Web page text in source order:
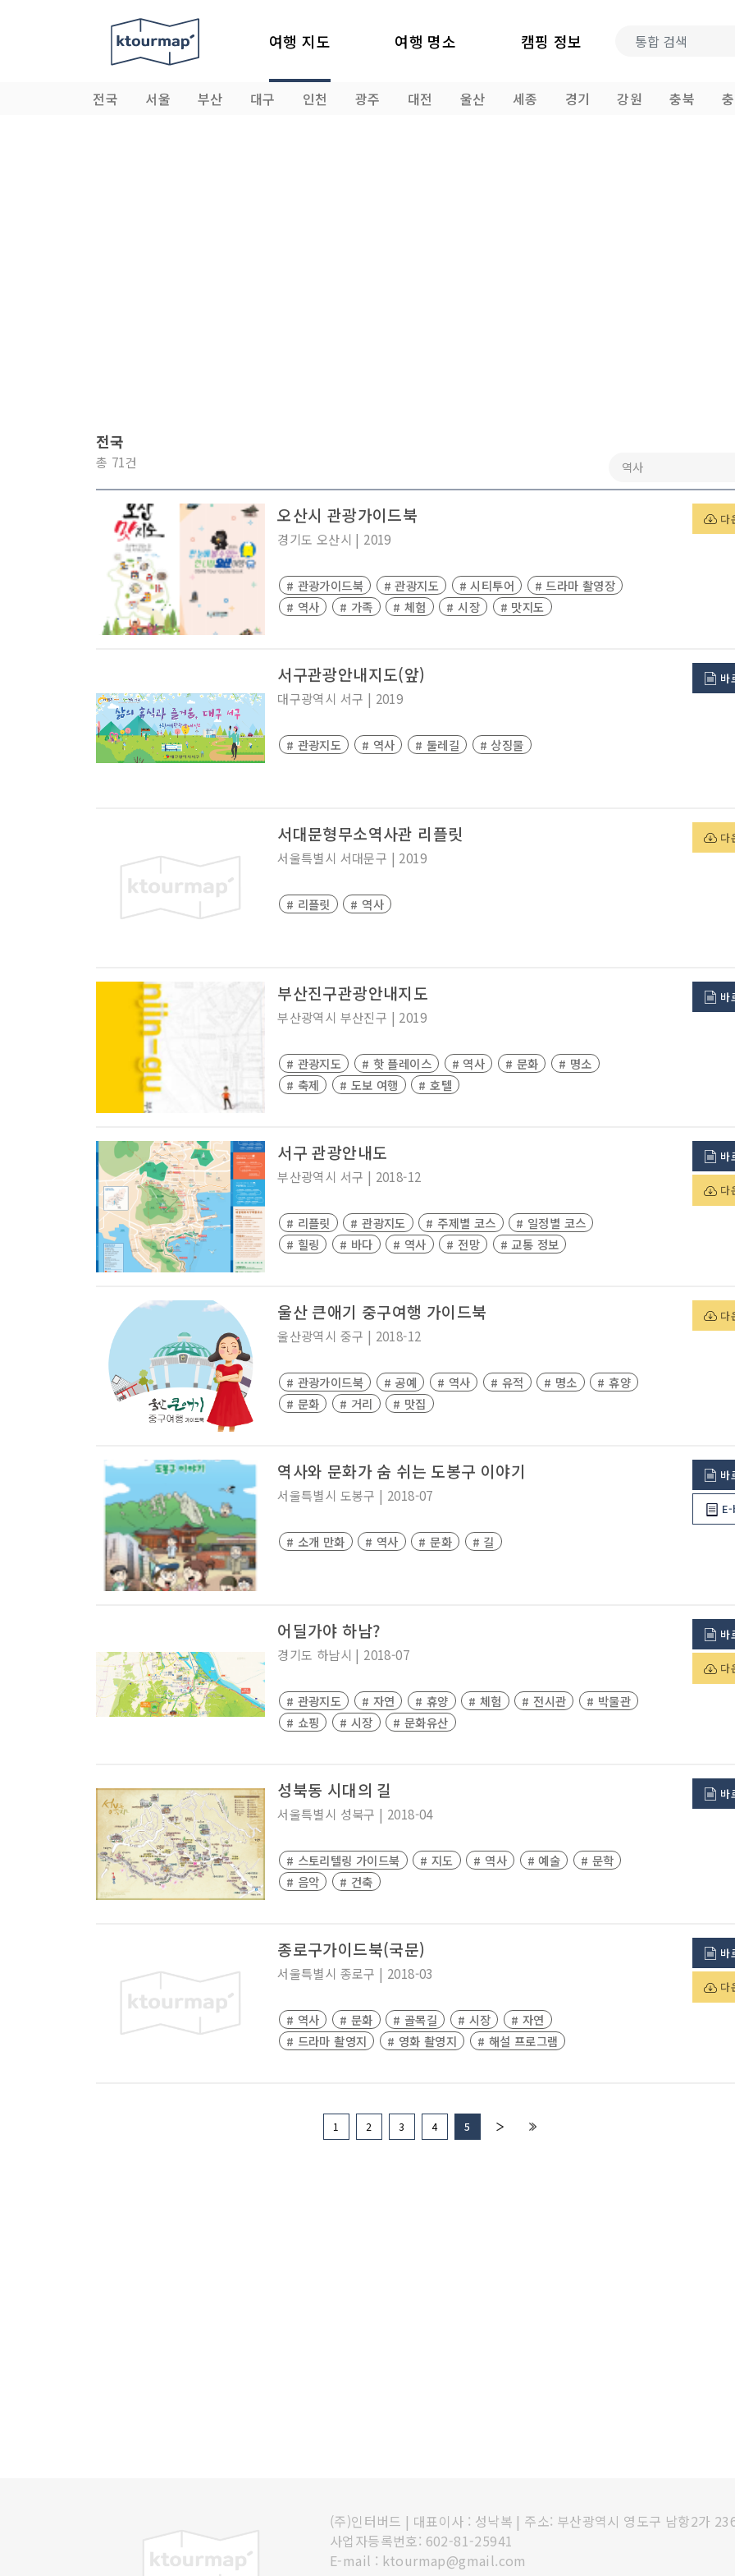
여행 지도 여행 명소 캠핑 정보
전국 서울 부산 대구 인천 광주 대전 울산 세종 경기 강원 충북
전국
총 71건
오산시 관광가이드북
경기도 오산시 | 2019
# 관광가이드북 # 관광지도 # 시티투어
# 드라마 촬영장
# 역사
# 가족 # 체험 # 시장 # 맛지도
다
서구관광안내지도(앞)
대구광역시 서구 | 2019
# 관광지도 # 역사 # 둘레길 # 상징물
바
서대문형무소역사관 리플릿
서울특별시 서대문구 | 2019
# 리플릿 # 역사
다
부산진구관광안내지도
부산광역시 부산진구 | 2019
# 관광지도 # 핫 플레이스 # 역사 # 문화
# 명소
# 축제
# 도보 여행 # 호텔
바
서구 관광안내도
부산광역시 서구 | 2018-12
# 리플릿 # 관광지도 # 주제별 코스
# 일정별 코스
# 힐링
# 바다 # 역사 # 전망 # 교통 정보
바
다
울산 큰애기 중구여행 가이드북
울산광역시 중구 | 2018-12
# 관광가이드북 # 공예 # 역사 # 유적 # 명소
# 휴양
# 문화
# 거리 # 맛집
다
역사와 문화가 숨 쉬는 도봉구 이야기
서울특별시 도봉구 | 2018-07
# 소개 만화 # 역사 # 문화 # 길
바
어딜가야 하남?
경기도 하남시 | 2018-07
# 관광지도 # 자연 # 휴양 # 체험 # 전시관
# 박물관
# 쇼핑
# 시장 # 문화유산
바
다
성북동 시대의 길
서울특별시 성북구 | 2018-04
# 스토리텔링 가이드북 # 지도 # 역사 # 예술
# 문학
# 음악
# 건축
바
종로구가이드북(국문)
서울특별시 종로구 | 2018-03
# 역사 # 문화 # 골목길 # 시장
# 자연
# 드라마 촬영지
# 영화 촬영지 # 해설 프로그램
바
다
1 2 3 4 5
(주)인터버드 | 대표이사 : 성낙복 | 주소: 부산광역시 영도구 남항2가
사업자등록번호: 602-81-25941
E-mail : ktourmap@gmail.com